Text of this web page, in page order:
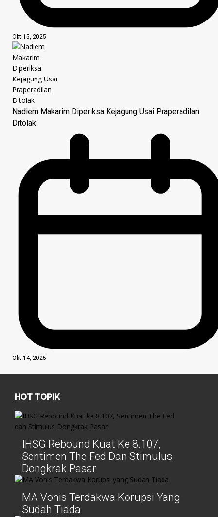
Okt 15, 2025
Nadiem Makarim Diperiksa Kejagung Usai Praperadilan
Ditolak
Okt 14, 2025
HOT TOPIK
IHSG Rebound Kuat Ke 8.107,
Sentimen The Fed Dan Stimulus
Dongkrak Pasar
MA Vonis Terdakwa Korupsi Yang
Sudah Tiada